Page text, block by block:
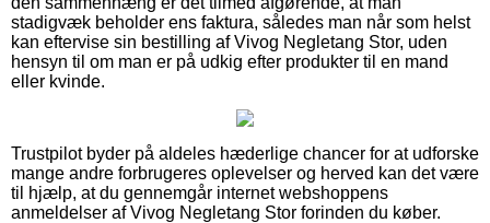
stadigvæk beholder ens faktura, således man når som helst
kan eftervise sin bestilling af Vivog Negletang Stor, uden
hensyn til om man er på udkig efter produkter til en mand
eller kvinde.
Trustpilot byder på aldeles hæderlige chancer for at udforske
mange andre forbrugeres oplevelser og herved kan det være
til hjælp, at du gennemgår internet webshoppens
anmeldelser af Vivog Negletang Stor forinden du køber.